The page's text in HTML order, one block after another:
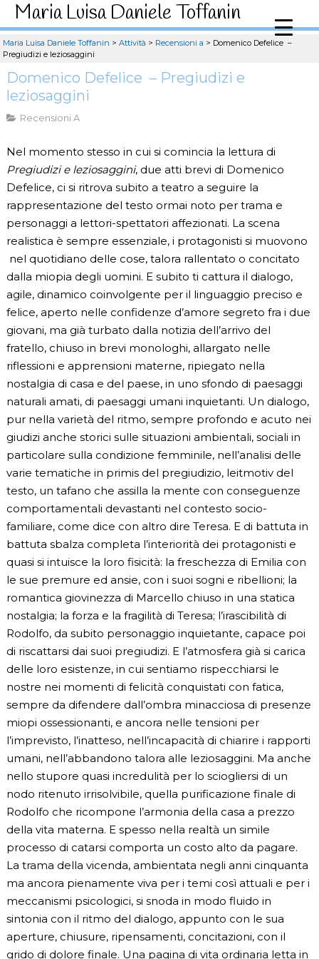
Maria Luisa Daniele Toffanin
Maria Luisa Daniele Toffanin > Attività > Recensioni a > Domenico Defelice –
Pregiudizi e leziosaggini
Domenico Defelice – Pregiudizi e
leziosaggini
Recensioni A
Nel momento stesso in cui si comincia la lettura di
Pregiudizi e leziosaggini, due atti brevi di Domenico
Defelice, ci si ritrova subito a teatro a seguire la
rappresentazione del testo ormai noto per trama e
personaggi a lettori-spettatori affezionati. La scena
realistica è sempre essenziale, i protagonisti si muovono
nel quotidiano delle cose, talora rallentato o concitato
dalla miopia degli uomini. E subito ti cattura il dialogo,
agile, dinamico coinvolgente per il linguaggio preciso e
felice, aperto nelle confidenze d’amore segreto fra i due
giovani, ma già turbato dalla notizia dell’arrivo del
fratello, chiuso in brevi monologhi, allargato nelle
riflessioni e apprensioni materne, ripiegato nella
nostalgia di casa e del paese, in uno sfondo di paesaggi
naturali amati, di paesaggi umani inquietanti. Un dialogo,
pur nella varietà del ritmo, sempre profondo e acuto nei
giudizi anche storici sulle situazioni ambientali, sociali in
particolare sulla condizione femminile, nell’analisi delle
varie tematiche in primis del pregiudizio, leitmotiv del
testo, un tafano che assilla la mente con conseguenze
comportamentali devastanti nel contesto socio-
familiare, come dice con altro dire Teresa. E di battuta in
battuta sbalza completa l’interiorità dei protagonisti e
quasi si intuisce la loro fisicità: la freschezza di Emilia con
le sue premure ed ansie, con i suoi sogni e ribellioni; la
romantica giovinezza di Marcello chiuso in una statica
nostalgia; la forza e la fragilità di Teresa; l’irascibilità di
Rodolfo, da subito personaggio inquietante, capace poi
di riscattarsi dai suoi pregiudizi. E l’atmosfera già si carica
delle loro esistenze, in cui sentiamo rispecchiarsi le
nostre nei momenti di felicità conquistati con fatica,
sempre da difendere dall’ombra minacciosa di presenze
miopi ossessionanti, e ancora nelle tensioni per
l’imprevisto, l’inatteso, nell’incapacità di chiarire i rapporti
umani, nell’abbandono talora alle leziosaggini. Ma anche
nello stupore quasi incredulità per lo sciogliersi di un
nodo ritenuto irrisolvibile, quella purificazione finale di
Rodolfo che ricompone l’armonia della casa a prezzo
della vita materna. E spesso nella realtà un simile
processo di catarsi comporta un costo alto da pagare.
La trama della vicenda, ambientata negli anni cinquanta
ma ancora pienamente viva per i temi così attuali e per i
meccanismi psicologici, si snoda in modo fluido in
sintonia con il ritmo del dialogo, appunto con le sua
aperture, chiusure, ripensamenti, concitazioni, con il
grido di dolore finale. Una pagina di vita ordinaria letta in